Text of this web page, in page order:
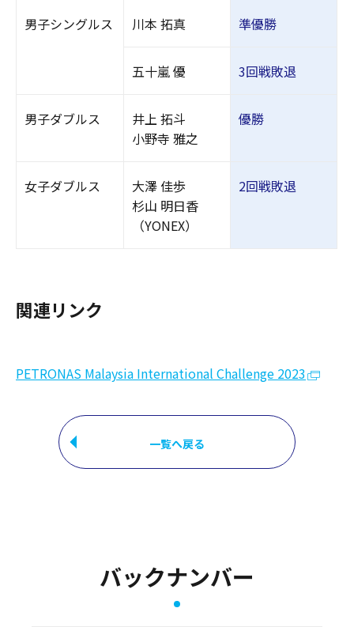
男子シングルス 川本 拓真 準優勝
五十嵐 優 3回戦敗退
男子ダブルス
井上 拓斗
小野寺 雅之
優勝
女子ダブルス
大澤 佳歩
杉山 明日香
（YONEX）
2回戦敗退
関連リンク
PETRONAS Malaysia International Challenge 2023
一覧へ戻る
バックナンバー